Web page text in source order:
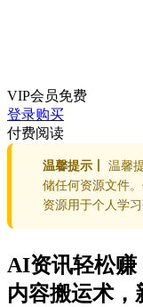
VIP会员免费
登录购买
付费阅读
温馨提示丨
温馨
储任何资源文件
资源用于个人学
AI资讯轻松赚
内容搬运术，